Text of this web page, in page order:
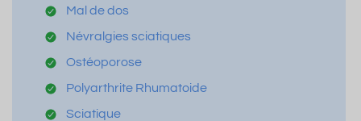
Mal de dos
Névralgies sciatiques
Ostéoporose
Polyarthrite Rhumatoide
Sciatique